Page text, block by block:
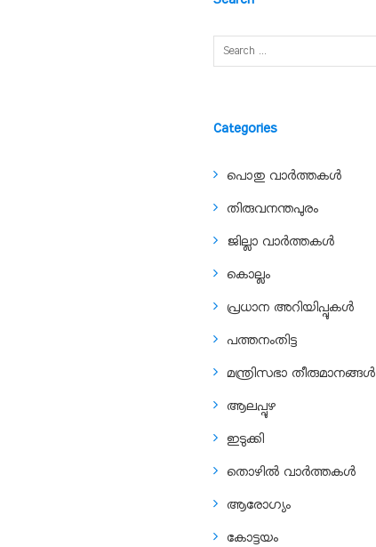
Categories
പൊതു വാർത്തകൾ
തിരുവനന്തപുരം
ജില്ലാ വാർത്തകൾ
കൊല്ലം
പ്രധാന അറിയിപ്പുകൾ
പത്തനംതിട്ട
മന്ത്രിസഭാ തീരുമാനങ്ങൾ
ആലപ്പുഴ
ഇടുക്കി
തൊഴിൽ വാർത്തകൾ
ആരോഗ്യം
കോട്ടയം